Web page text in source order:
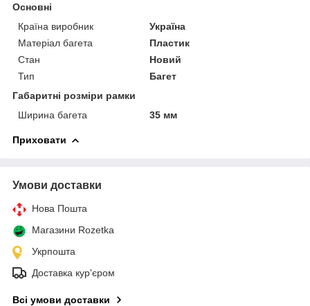
Основні
Країна виробник
Україна
Матеріал багета
Пластик
Стан
Новий
Тип
Багет
Габаритні розміри рамки
Ширина багета
35 мм
Приховати
Умови доставки
Нова Пошта
Магазини Rozetka
Укрпошта
Доставка кур'єром
Всі умови доставки